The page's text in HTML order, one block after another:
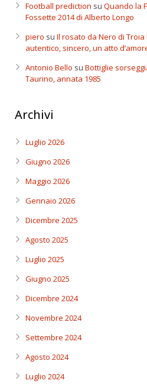
Football prediction su Quando la
Fossette 2014 di Alberto Longo
piero su Il rosato da Nero di
autentico, sincero, un atto
Antonio Bello su Bottiglie
Taurino, annata 1985
Archivi
Luglio 2026
Giugno 2026
Maggio 2026
Gennaio 2026
Dicembre 2025
Agosto 2025
Luglio 2025
Giugno 2025
Dicembre 2024
Novembre 2024
Settembre 2024
Agosto 2024
Luglio 2024